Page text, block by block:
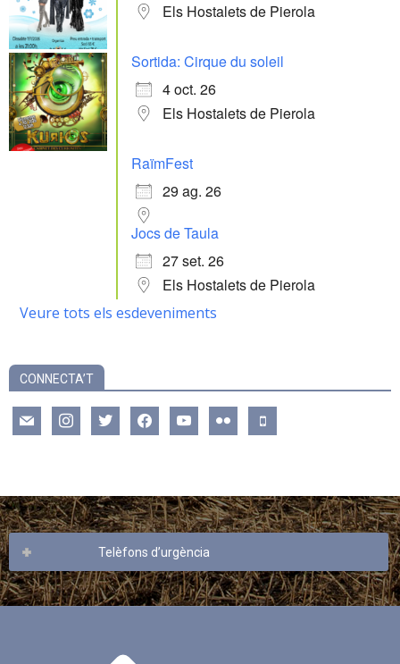
Els Hostalets de Pierola
Sortida: Cirque du soleil
4 oct. 26
Els Hostalets de Pierola
RaïmFest
29 ag. 26
Jocs de Taula
27 set. 26
Els Hostalets de Pierola
Veure tots els esdeveniments
CONNECTA’T
mail instagramtwitter facebookyoutube flickr mobile
Telèfons d’urgència